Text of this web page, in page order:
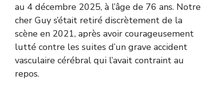
au 4 décembre 2025, à l’âge de 76 ans. Notre
cher Guy s’était retiré discrètement de la
scène en 2021, après avoir courageusement
lutté contre les suites d’un grave accident
vasculaire cérébral qui l’avait contraint au
repos.